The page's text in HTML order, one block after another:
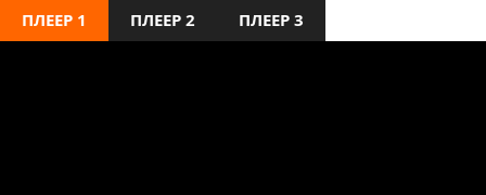
ПЛЕЕР 1 ПЛЕЕР 2 ПЛЕЕР 3